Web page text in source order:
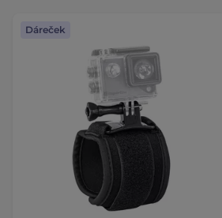
Dáreček